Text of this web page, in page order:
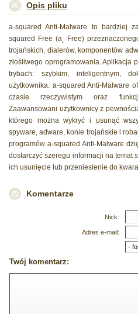
Opis pliku
a-squared Anti-Malware to bardziej
squared Free (a˛ Free)
trojańskich, dialerów, komponentów
złośliwego oprogramowania. Aplikacja
trybach: szybkim, inteligentnym,
użytkownika. a-squared Anti-Malware
czasie rzeczywistym oraz
Zaawansowani użytkownicy z
którego można wykryć i usunąć
spyware, adware, konie trojańskie i
programów a-squared Anti-Malware
dostarczyć szeregu informacji na temat
ich usunięcie lub przeniesienie do
Komentarze
Nick:
Adres e-mail:
Twój komentarz: